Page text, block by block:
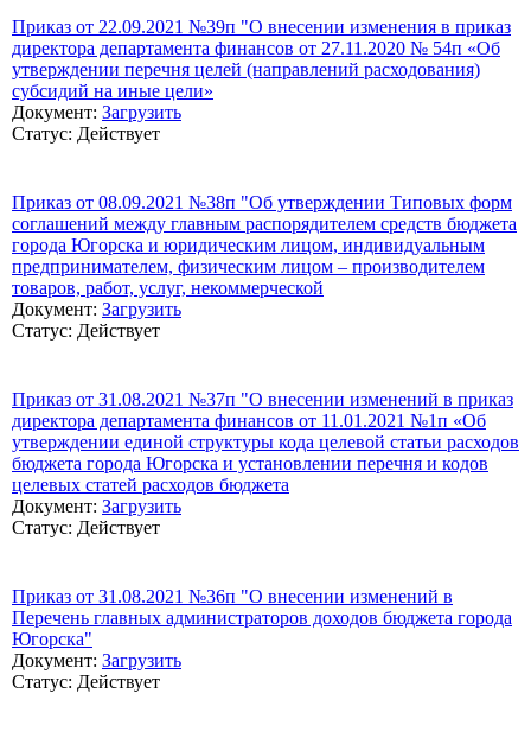
Приказ от 22.09.2021 №39п "О внесении изменения в приказ
директора департамента финансов от 27.11.2020 № 54п «Об
утверждении перечня целей (направлений расходования)
субсидий на иные цели»
Документ: Загрузить
Статус: Действует
Приказ от 08.09.2021 №38п "Об утверждении Типовых форм
соглашений между главным распорядителем средств бюджета
города Югорска и юридическим лицом, индивидуальным
предпринимателем, физическим лицом – производителем
товаров, работ, услуг, некоммерческой
Документ: Загрузить
Статус: Действует
Приказ от 31.08.2021 №37п "О внесении изменений в приказ
директора департамента финансов от 11.01.2021 №1п «Об
утверждении единой структуры кода целевой статьи расходов
бюджета города Югорска и установлении перечня и кодов
целевых статей расходов бюджета
Документ: Загрузить
Статус: Действует
Приказ от 31.08.2021 №36п "О внесении изменений в
Перечень главных администраторов доходов бюджета города
Югорска"
Документ: Загрузить
Статус: Действует